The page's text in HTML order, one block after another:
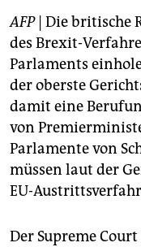
shop
fragen & hilfe
unterstützen
abo
genossenschaft
epaper login
AFP| Die britische
des Brexit-
Parlaments
der oberste
damit eine
von
Parlamente von
müssen laut der
EU-
Der Supreme